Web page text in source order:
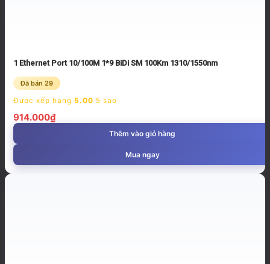
1 Ethernet Port 10/100M 1*9 BiDi SM 100Km 1310/1550nm
Đã bán 29
Được xếp hạng 5.00 5 sao
914.000₫
Thêm vào giỏ hàng
Mua ngay